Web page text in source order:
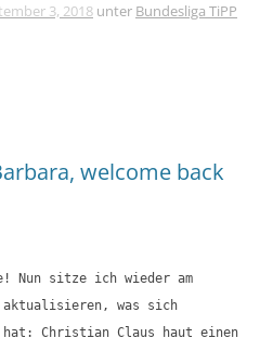
3, 2018 unter Bundesliga TiPP
welcome back
Nun sitze ich wieder am
aktualisieren, was sich
hat: Christian Claus haut einen